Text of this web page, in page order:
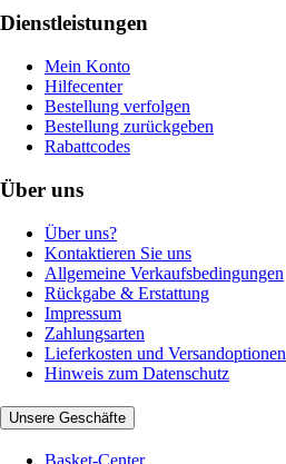
Dienstleistungen
Mein Konto
Hilfecenter
Bestellung verfolgen
Bestellung zurückgeben
Rabattcodes
Über uns
Über uns?
Kontaktieren Sie uns
Allgemeine Verkaufsbedingungen
Rückgabe & Erstattung
Impressum
Zahlungsarten
Lieferkosten und Versandoptionen
Hinweis zum Datenschutz
Unsere Geschäfte
Basket-Center